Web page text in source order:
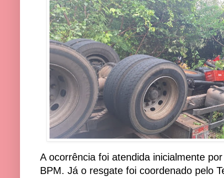
A ocorrência foi atendida inicialmente
BPM. Já o resgate foi coordenado pelo